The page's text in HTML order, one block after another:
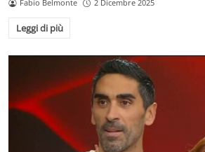
Fabio Belmonte 2 Dicembre 2025
Leggi di più